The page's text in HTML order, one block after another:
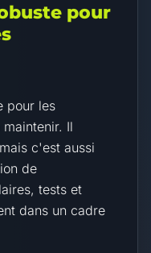
pour
pour les
Il
c'est aussi
de
tests et
dans un cadre